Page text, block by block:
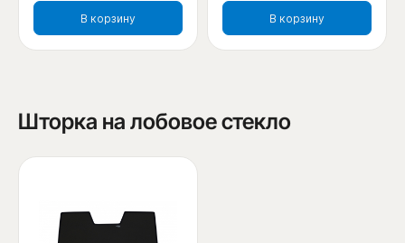
В корзину В корзину
Шторка на лобовое стекло